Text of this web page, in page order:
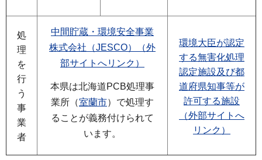
処
理
を
行
う
事
業
者
中間貯蔵・環境安全事業
株式会社（JESCO）（外
部サイトへリンク）
本県は北海道PCB処理事
業所（室蘭市）で処理す
ることが義務付けられて
います。
環境大臣が認定
する無害化処理
認定施設及び都
道府県知事等が
許可する施設
（外部サイトへ
リンク）